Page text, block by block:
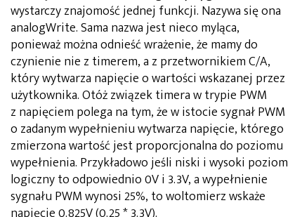
wystarczy znajomość jednej funkcji. Nazywa się ona
analogWrite. Sama nazwa jest nieco myląca,
ponieważ można odnieść wrażenie, że mamy do
czynienie nie z timerem, a z przetwornikiem C/A,
który wytwarza napięcie o wartości wskazanej przez
użytkownika. Otóż związek timera w trypie PWM
z napięciem polega na tym, że w istocie sygnał PWM
o zadanym wypełnieniu wytwarza napięcie, którego
zmierzona wartość jest proporcjonalna do poziomu
wypełnienia. Przykładowo jeśli niski i wysoki poziom
logiczny to odpowiednio 0V i 3.3V, a wypełnienie
sygnału PWM wynosi 25%, to woltomierz wskaże